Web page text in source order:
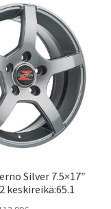
Silver 7.5×17″
keskireikä:65.1